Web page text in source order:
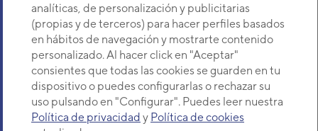
analíticas, de personalización y publicitarias
(propias y de terceros) para hacer perfiles basados
en hábitos de navegación y mostrarte contenido
personalizado. Al hacer click en "Aceptar"
consientes que todas las cookies se guarden en tu
dispositivo o puedes configurarlas o rechazar su
uso pulsando en "Configurar". Puedes leer nuestra
Política de privacidad y Política de cookies
UNID. EXTERIOR ROA18LA
(AUF18UIA)
Código:3NFE8472 -Ref. fabricante:
ROA18LACL
VER DETALLE
¿Buscas un servicio técnico?
Selecciona provincia